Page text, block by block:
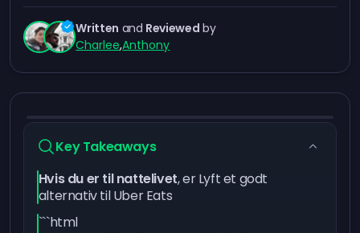
Written and Reviewed by
Charlee,Anthony
Key Takeaways
Hvis du er til nattelivet, er Lyft et godt
alternativ til Uber Eats
```html